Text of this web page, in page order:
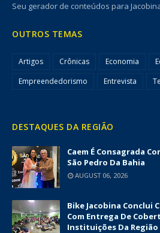
Seu gerador de conteúdos para
OUTROS TEMAS
Artigos Crônicas Economia
Empreendedorismo
Entrevista
DESTAQUES DA REGIÃO
Caem É Consagrada
São Pedro Da Bahia
AUGUST 06, 2026
Bike Jacobina Conclui
Com Entrega De
Instituições Da Região